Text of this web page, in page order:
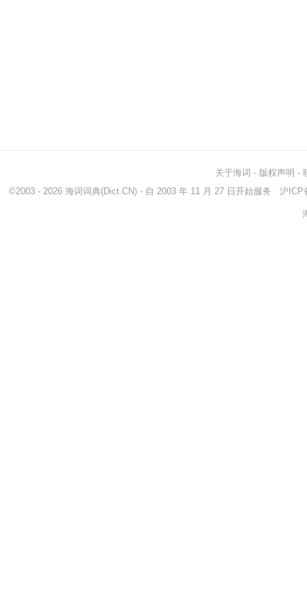
关于海词 - 版权声明 -
©2003 - 2026 海词词典(Dict.CN) - 自 2003 年 11 月 27 日开始服务 沪ICP